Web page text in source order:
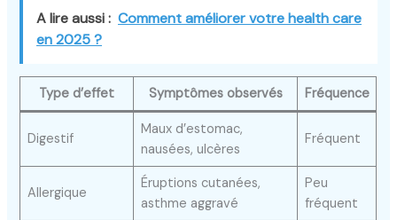
A lire aussi : Comment améliorer votre health care
en 2025 ?
Type d’effet Symptômes observés Fréquence
Digestif
Maux d’estomac,
nausées, ulcères
Fréquent
Allergique
Éruptions cutanées,
asthme aggravé
Peu
fréquent